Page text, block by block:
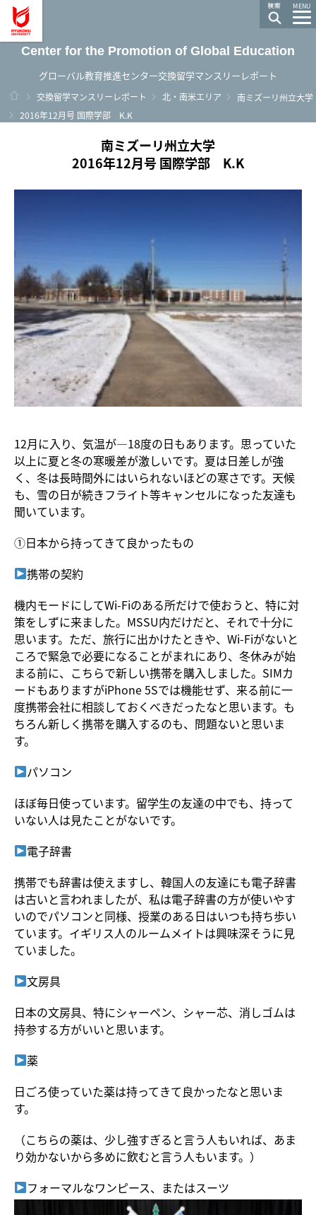
MENU
Center for the Promotion of Global Education
グローバル教育推進センター交換留学マンスリーレポート
ホーム
交換留学マンスリーレポート 北・南米エリア
南ミズーリ州立大学
2016年12月号 国際学部 K.K
南ミズーリ州立大学
2016年12月号 国際学部 K.K
12月に入り、気温が―18度の日もあります。思っていた
以上に夏と冬の寒暖差が激しいです。夏は日差しが強
く、冬は長時間外にはいられないほどの寒さです。天候
も、雪の日が続きフライト等キャンセルになった友達も
聞いています。
①日本から持ってきて良かったもの
携帯の契約
機内モードにしてWi-Fiのある所だけで使おうと、特に対
策をしずに来ました。MSSU内だけだと、それで十分に
思います。ただ、旅行に出かけたときや、Wi-Fiがないと
ころで緊急で必要になることがまれにあり、冬休みが始
まる前に、こちらで新しい携帯を購入しました。SIMカ
ードもありますがiPhone 5Sでは機能せず、来る前に一
度携帯会社に相談しておくべきだったなと思います。も
ちろん新しく携帯を購入するのも、問題ないと思いま
す。
パソコン
ほぼ毎日使っています。留学生の友達の中でも、持って
いない人は見たことがないです。
電子辞書
携帯でも辞書は使えますし、韓国人の友達にも電子辞書
は古いと言われましたが、私は電子辞書の方が使いやす
いのでパソコンと同様、授業のある日はいつも持ち歩い
ています。イギリス人のルームメイトは興味深そうに見
ていました。
文房具
日本の文房具、特にシャーペン、シャー芯、消しゴムは
持参する方がいいと思います。
薬
日ごろ使っていた薬は持ってきて良かったなと思いま
す。
（こちらの薬は、少し強すぎると言う人もいれば、あま
り効かないから多めに飲むと言う人もいます。）
フォーマルなワンピース、またはスーツ